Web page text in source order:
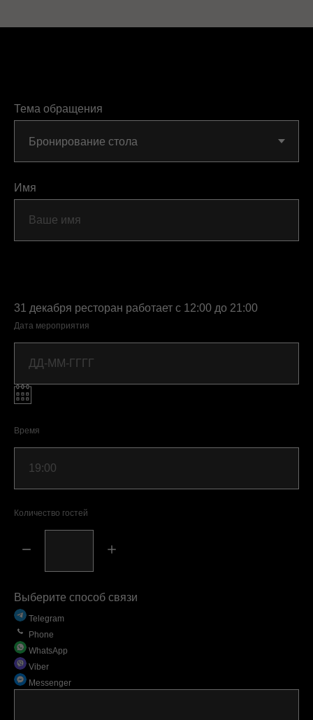
Тема обращения
Имя
31 декабря ресторан работает с 12:00 до 21:00
Дата мероприятия
Время
Количество гостей
Выберите способ связи
Telegram
Phone
WhatsApp
Viber
Messenger